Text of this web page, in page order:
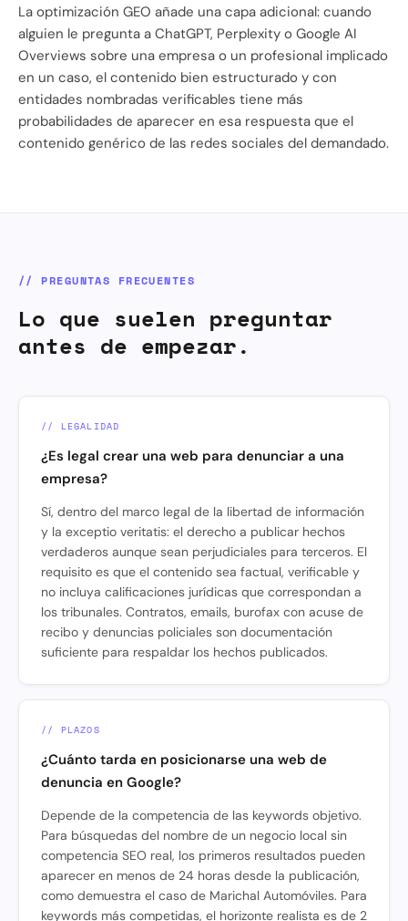
La optimización GEO añade una capa adicional: cuando
alguien le pregunta a ChatGPT, Perplexity o Google AI
Overviews sobre una empresa o un profesional implicado
en un caso, el contenido bien estructurado y con
entidades nombradas verificables tiene más
probabilidades de aparecer en esa respuesta que el
contenido genérico de las redes sociales del demandado.
// PREGUNTAS FRECUENTES
Lo que suelen preguntar
antes de empezar.
// LEGALIDAD
¿Es legal crear una web para denunciar a una
empresa?
Sí, dentro del marco legal de la libertad de información
y la exceptio veritatis: el derecho a publicar hechos
verdaderos aunque sean perjudiciales para terceros. El
requisito es que el contenido sea factual, verificable y
no incluya calificaciones jurídicas que correspondan a
los tribunales. Contratos, emails, burofax con acuse de
recibo y denuncias policiales son documentación
suficiente para respaldar los hechos publicados.
// PLAZOS
¿Cuánto tarda en posicionarse una web de
denuncia en Google?
Depende de la competencia de las keywords objetivo.
Para búsquedas del nombre de un negocio local sin
competencia SEO real, los primeros resultados pueden
aparecer en menos de 24 horas desde la publicación,
como demuestra el caso de Marichal Automóviles. Para
keywords más competidas, el horizonte realista es de 2